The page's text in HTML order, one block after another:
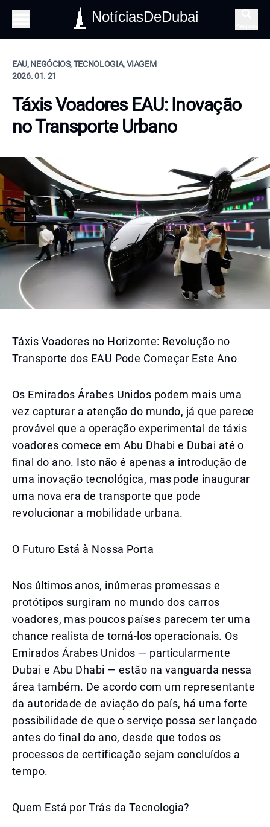
NotíciasDeDubai
EAU, NEGÓCIOS, TECNOLOGIA, VIAGEM
2026. 01. 21
Táxis Voadores EAU: Inovação
no Transporte Urbano
Táxis Voadores no Horizonte: Revolução no
Transporte dos EAU Pode Começar Este Ano
Os Emirados Árabes Unidos podem mais uma
vez capturar a atenção do mundo, já que parece
provável que a operação experimental de táxis
voadores comece em Abu Dhabi e Dubai até o
final do ano. Isto não é apenas a introdução de
uma inovação tecnológica, mas pode inaugurar
uma nova era de transporte que pode
revolucionar a mobilidade urbana.
O Futuro Está à Nossa Porta
Nos últimos anos, inúmeras promessas e
protótipos surgiram no mundo dos carros
voadores, mas poucos países parecem ter uma
chance realista de torná-los operacionais. Os
Emirados Árabes Unidos — particularmente
Dubai e Abu Dhabi — estão na vanguarda nessa
área também. De acordo com um representante
da autoridade de aviação do país, há uma forte
possibilidade de que o serviço possa ser lançado
antes do final do ano, desde que todos os
processos de certificação sejam concluídos a
tempo.
Quem Está por Trás da Tecnologia?